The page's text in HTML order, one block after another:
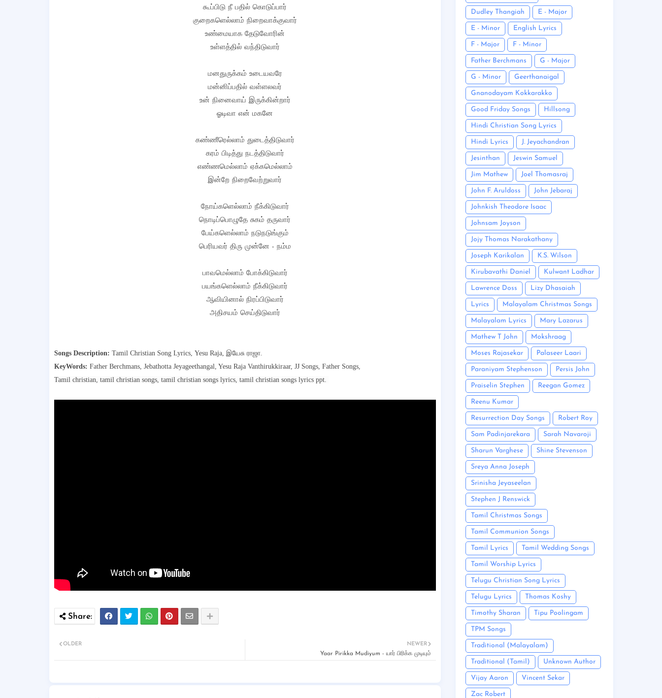
கூப்பிடு நீ பதில் கொடுப்பார்
குறைகளெல்லாம் நிறைவாக்குவார்
உண்மையாக தேடுவோரின்
உள்ளத்தில் வந்திடுவார்
மனதுருக்கம் உடையவரே
மன்னிப்பதில் வள்ளலவர்
உன் நினைவாய் இருக்கின்றார்
ஓடிவா என் மகனே
கண்ணீரெல்லாம் துடைத்திடுவார்
கரம் பிடித்து நடத்திடுவார்
எண்ணமெல்லாம் ஏக்கமெல்லாம்
இன்றே நிறைவேற்றுவார்
நோய்களெல்லாம் நீக்கிடுவார்
நொடிப்பொழுதே சுகம் தருவார்
பேய்களெல்லாம் நடுநடுங்கும்
பெரியவர் திரு முன்னே - நம்ம
பாவமெல்லாம் போக்கிடுவார்
பயங்களெல்லாம் நீக்கிடுவார்
ஆவியினால் நிரப்பிடுவார்
அதிசயம் செய்திடுவார்
Songs Description: Tamil Christian Song Lyrics, Yesu Raja, இயேசு ராஜா.
KeyWords: Father Berchmans, Jebathotta Jeyageethangal, Yesu Raja Vanthirukkiraar, JJ Songs, Father Songs,
Tamil christian, tamil christian songs, tamil christian songs lyrics, tamil christian songs lyrics ppt.
NEWER
Yaar Pirikka Mudiyum - யார் பிரிக்க முடியும்
OLDER
Dudley Thangiah E - Major
E - Minor English Lyrics
F - Major F - Minor
Father Berchmans G - Major
G - Minor Geerthanaigal
Gnanodayam Kokkarakko
Good Friday Songs Hillsong
Hindi Christian Song Lyrics
Hindi Lyrics J. Jeyachandran
Jesinthan Jeswin Samuel
Jim Mathew Joel Thomasraj
John F. Aruldoss John Jebaraj
Johnkish Theodore Isaac
Johnsam Joyson
Jojy Thomas Narakathany
Joseph Karikalan K.S. Wilson
Kirubavathi Daniel Kulwant Ladhar
Lawrence Doss Lizy Dhasaiah
Lyrics Malayalam Christmas Songs
Malayalam Lyrics Mary Lazarus
Mathew T John Mokshraag
Moses Rajasekar Palaseer Laari
Paraniyam Stephenson Persis John
Praiselin Stephen Reegan Gomez
Reenu Kumar
Resurrection Day Songs Robert Roy
Sam Padinjarekara Sarah Navaroji
Sharun Varghese Shine Stevenson
Sreya Anna Joseph
Srinisha Jeyaseelan
Stephen J Renswick
Tamil Christmas Songs
Tamil Communion Songs
Tamil Lyrics Tamil Wedding Songs
Tamil Worship Lyrics
Telugu Christian Song Lyrics
Telugu Lyrics Thomas Koshy
Timothy Sharan Tipu Poolingam
TPM Songs
Traditional (Malayalam)
Traditional (Tamil) Unknown Author
Vijay Aaron Vincent Sekar
Zac Robert